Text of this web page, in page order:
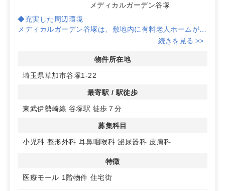
メディカルガーデン谷塚
◆充実した周辺環境
メディカルガーデン谷塚は、敷地内に有料老人ホームが併
設されており、高齢者の患者様にもアクセスしやすい環境
位置するため、地域住民の多さが魅力です。
◆優れたアクセスと利便性
東武伊勢崎線谷塚駅から徒歩7分という駅近の立地が、患
完備しているため、車での来院も便利です。
◆多様な診療科目に対応可能
小児科、整形外科、耳鼻咽喉科、泌尿器科の開業に適した
使用も可能ですので、クリニックのニーズに合わせた柔軟
続きを見る >>
物件所在地
埼玉県草加市谷塚1-22
最寄駅 / 駅徒歩
東武伊勢崎線 谷塚駅 徒歩７分
募集科目
小児科 整形外科 耳鼻咽喉科 泌尿器科 皮膚科
特徴
医療モール 1階物件 住宅街